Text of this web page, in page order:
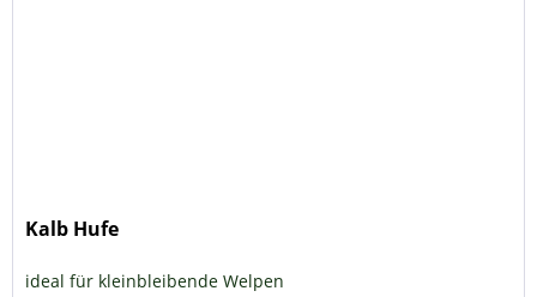
Kalb Hufe
ideal für kleinbleibende Welpen